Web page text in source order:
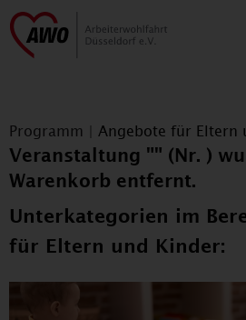
Programm Angebote für Eltern
Veranstaltung "" (Nr. )
Warenkorb entfernt.
Unterkategorien im
für Eltern und Kinder: